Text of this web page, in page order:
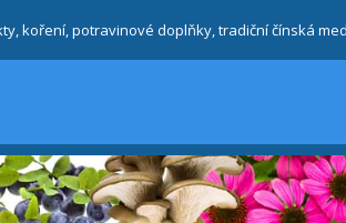
koření, potravinové doplňky, tradiční čínská